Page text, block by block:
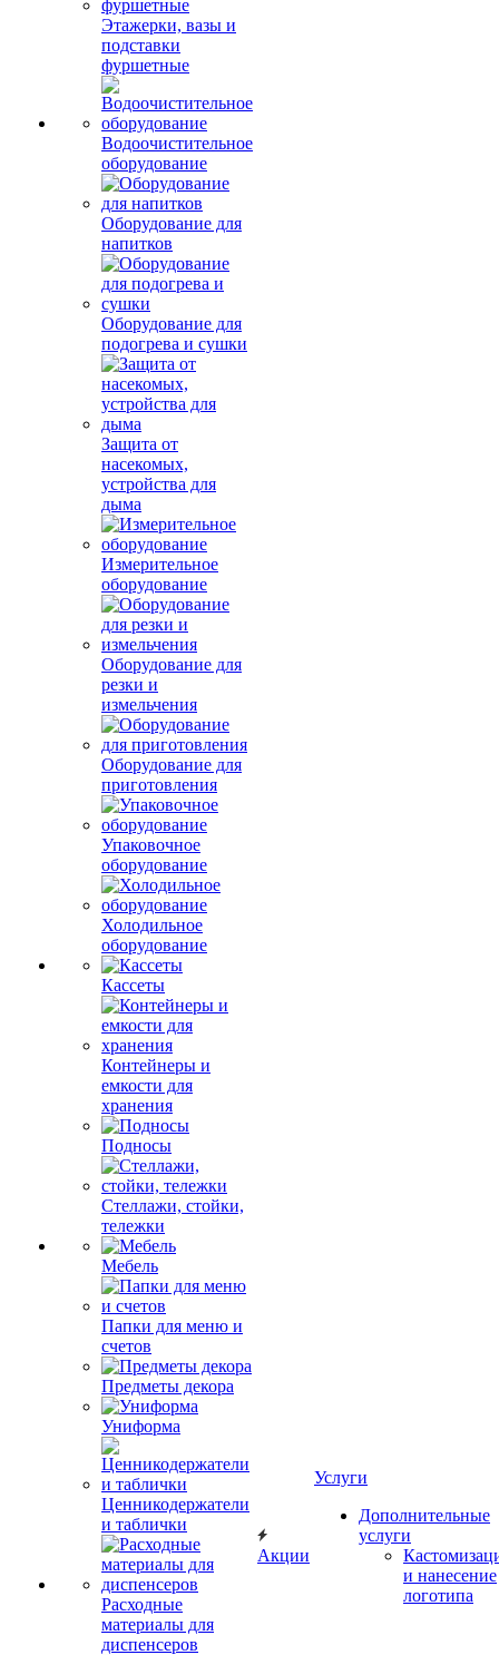
Этажерки, вазы и
подставки
фуршетные
Водоочистительное
оборудование
Оборудование для
напитков
Оборудование для
подогрева и сушки
Защита от
насекомых,
устройства для
дыма
Измерительное
оборудование
Оборудование для
резки и
измельчения
Оборудование для
приготовления
Упаковочное
оборудование
Холодильное
оборудование
Кассеты
Контейнеры и
емкости для
хранения
Подносы
Стеллажи, стойки,
тележки
Мебель
Папки для меню и
счетов
Предметы декора
Униформа
Ценникодержатели
и таблички
Расходные
материалы для
диспенсеров
Акции
Услуги
Дополнительные
услуги
и нанесение
логотипа